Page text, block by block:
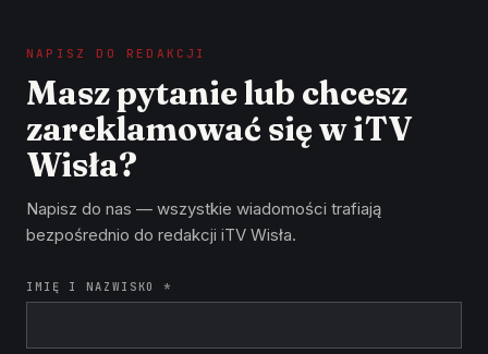
NAPISZ DO REDAKCJI
Masz pytanie lub chcesz
zareklamować się w iTV
Wisła?
Napisz do nas — wszystkie wiadomości trafiają
bezpośrednio do redakcji iTV Wisła.
IMIĘ I NAZWISKO *